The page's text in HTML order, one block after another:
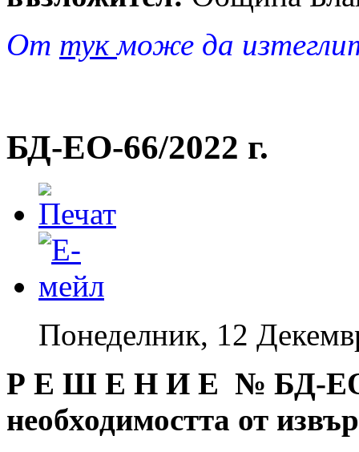
От тукможе да
БД-EO-66/2022 г.
Понеделник, 12
Р Е Ш Е Н И Е № БД-
необходимостта от